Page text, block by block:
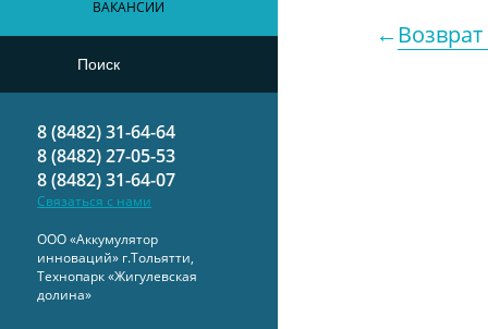
ВАКАНСИИ
8 (8482) 31-64-64
8 (8482) 27-05-53
8 (8482) 31-64-07
Связаться с нами
ООО «Аккумулятор
инноваций» г.Тольятти,
Технопарк «Жигулевская
долина»